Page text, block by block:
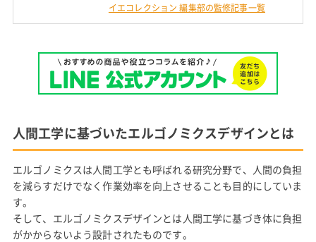
イエコレクション 編集部の監修記事一覧
人間工学に基づいたエルゴノミクスデザインとは
エルゴノミクスは人間工学とも呼ばれる研究分野で、人間の負担
を減らすだけでなく作業効率を向上させることも目的にしていま
す。
そして、エルゴノミクスデザインとは人間工学に基づき体に負担
がかからないよう設計されたものです。